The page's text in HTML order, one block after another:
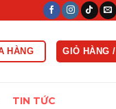
thuật, giải đáp tận tình
HÀNG GIỎ HÀNG /
TIN TỨC